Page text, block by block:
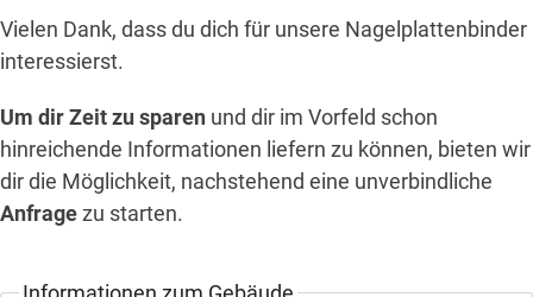
Vielen Dank, dass du dich für unsere Nagelplattenbinder
interessierst.
Um dir Zeit zu sparen und dir im Vorfeld schon
hinreichende Informationen liefern zu können, bieten wir
dir die Möglichkeit, nachstehend eine unverbindliche
Anfragezu starten.